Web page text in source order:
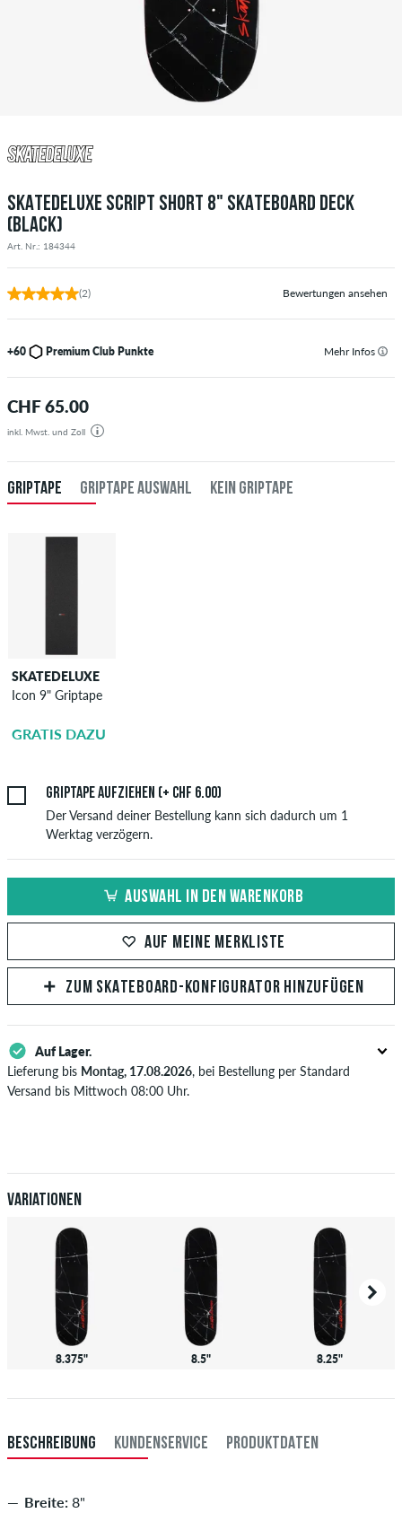
SKATEDELUXE SCRIPT SHORT 8" SKATEBOARD DECK
(BLACK)
Art. Nr.: 184344
(2) Bewertungen ansehen
+60 Premium Club Punkte Mehr Infos
CHF 65.00
inkl. Mwst. und Zoll
GRIPTAPE GRIPTAPE AUSWAHL KEIN GRIPTAPE
SKATEDELUXE
Icon 9" Griptape
GRATIS DAZU
Griptape aufziehen (+ CHF 6.00)
Der Versand deiner Bestellung kann sich dadurch um 1
Werktag verzögern.
AUSWAHL IN DEN WARENKORB
AUF MEINE MERKLISTE
ZUM SKATEBOARD-KONFIGURATOR HINZUFÜGEN
Auf Lager.
Lieferung bis Montag, 17.08.2026, bei Bestellung per Standard
Versand bis Mittwoch 08:00 Uhr.
Zahlung.
Variationen
8.375" 8.5" 8.25"
BESCHREIBUNG KUNDENSERVICE PRODUKTDATEN
Breite: 8"